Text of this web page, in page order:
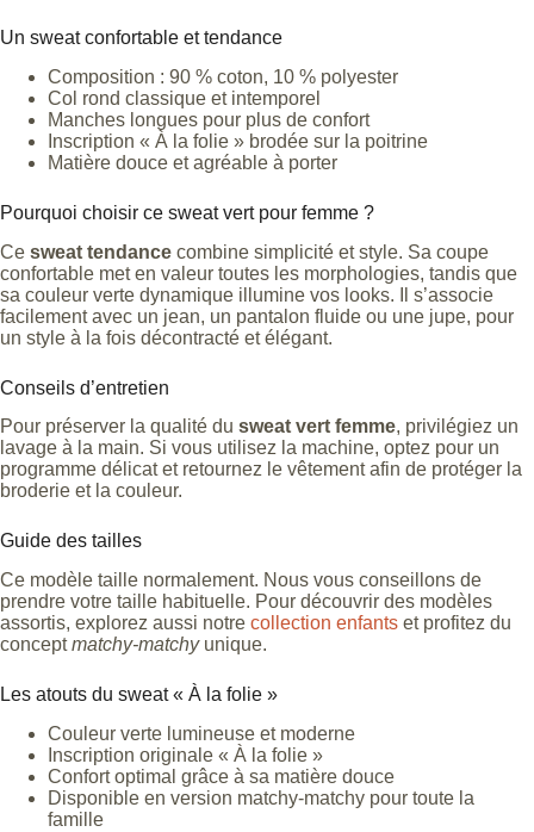
Un sweat confortable et tendance
Composition : 90 % coton, 10 % polyester
Col rond classique et intemporel
Manches longues pour plus de confort
Inscription « À la folie » brodée sur la poitrine
Matière douce et agréable à porter
Pourquoi choisir ce sweat vert pour femme ?
Ce sweat tendance combine simplicité et style. Sa coupe
confortable met en valeur toutes les morphologies, tandis que
sa couleur verte dynamique illumine vos looks. Il s’associe
facilement avec un jean, un pantalon fluide ou une jupe, pour
un style à la fois décontracté et élégant.
Conseils d’entretien
Pour préserver la qualité du sweat vert femme, privilégiez un
lavage à la main. Si vous utilisez la machine, optez pour un
programme délicat et retournez le vêtement afin de protéger la
broderie et la couleur.
Guide des tailles
Ce modèle taille normalement. Nous vous conseillons de
prendre votre taille habituelle. Pour découvrir des modèles
assortis, explorez aussi notre collection enfants et profitez du
conceptmatchy-matchyunique.
Les atouts du sweat « À la folie »
Couleur verte lumineuse et moderne
Inscription originale « À la folie »
Confort optimal grâce à sa matière douce
Disponible en version matchy-matchy pour toute la
famille